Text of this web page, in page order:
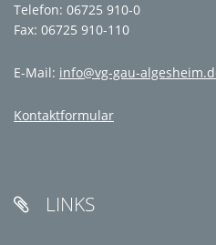
Telefon: 06725 910-0
Fax: 06725 910-110
E-Mail: info@vg-gau-
Kontaktformular
 LINKS